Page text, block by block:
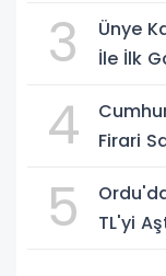
3
Ünye
İle İlk
4
Firari
5
TL'yi